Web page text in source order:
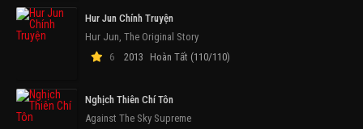
Hur Jun Chính Truyện
Hur Jun, The Original Story
6
2013 Hoàn Tất (110/110)
Nghịch Thiên Chí Tôn
Against The Sky Supreme